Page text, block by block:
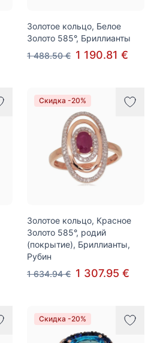
Золотое кольцо, Белое
Золото 585°, Бриллианты
1 488.50 € 1 190.81 €
Скидка -20%
Золотое кольцо, Красное
Золото 585°, родий
(покрытие), Бриллианты,
Рубин
1 634.94 € 1 307.95 €
Скидка -20%